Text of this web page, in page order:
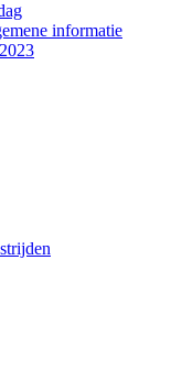
informatie